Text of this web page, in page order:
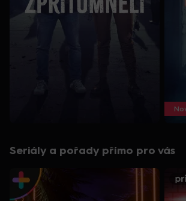
Seriály a pořady přímo pro vás